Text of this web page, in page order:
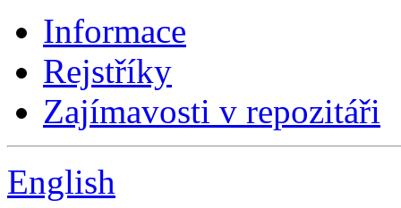
Informace
Rejstříky
Zajímavosti v repozitáři
English